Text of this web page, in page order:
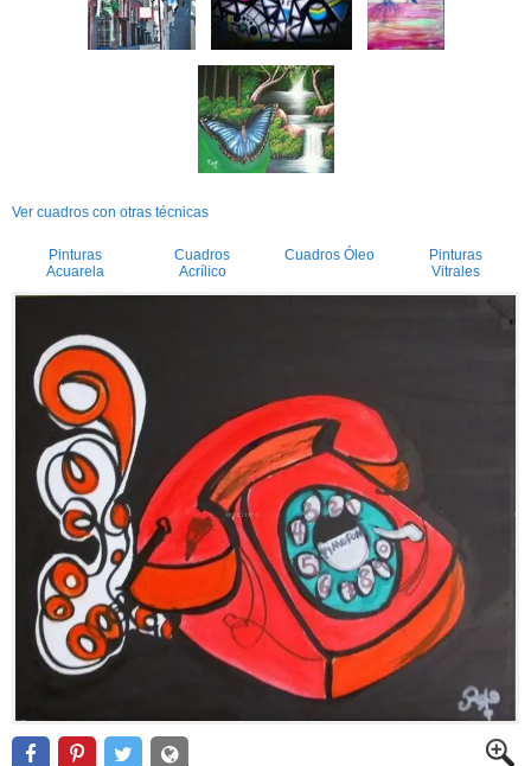
Ver cuadros con otras técnicas
Pinturas
Acuarela
Cuadros
Acrílico
Cuadros Óleo
Pinturas
Vitrales